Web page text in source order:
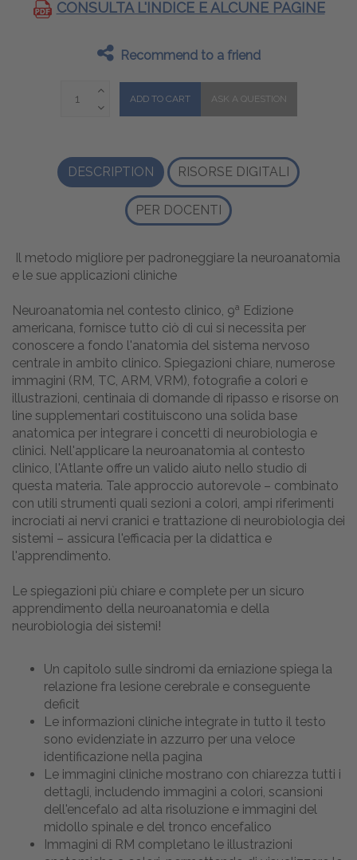
CONSULTA L'INDICE E ALCUNE PAGINE
Recommend to a friend
DESCRIPTION RISORSE DIGITALI
PER DOCENTI
Il metodo migliore per padroneggiare la neuroanatomia
e le sue applicazioni cliniche
Neuroanatomia nel contesto clinico, 9a Edizione
americana, fornisce tutto ciò di cui si necessita per
conoscere a fondo l'anatomia del sistema nervoso
centrale in ambito clinico. Spiegazioni chiare, numerose
immagini (RM, TC, ARM, VRM), fotografie a colori e
illustrazioni, centinaia di domande di ripasso e risorse on
line supplementari costituiscono una solida base
anatomica per integrare i concetti di neurobiologia e
clinici. Nell'applicare la neuroanatomia al contesto
clinico, l'Atlante offre un valido aiuto nello studio di
questa materia. Tale approccio autorevole – combinato
con utili strumenti quali sezioni a colori, ampi riferimenti
incrociati ai nervi cranici e trattazione di neurobiologia dei
sistemi – assicura l'efficacia per la didattica e
l'apprendimento.
Le spiegazioni più chiare e complete per un sicuro
apprendimento della neuroanatomia e della
neurobiologia dei sistemi!
Un capitolo sulle sindromi da erniazione spiega la
relazione fra lesione cerebrale e conseguente
deficit
Le informazioni cliniche integrate in tutto il testo
sono evidenziate in azzurro per una veloce
identificazione nella pagina
Le immagini cliniche mostrano con chiarezza tutti i
dettagli, includendo immagini a colori, scansioni
dell'encefalo ad alta risoluzione e immagini del
midollo spinale e del tronco encefalico
Immagini di RM completano le illustrazioni